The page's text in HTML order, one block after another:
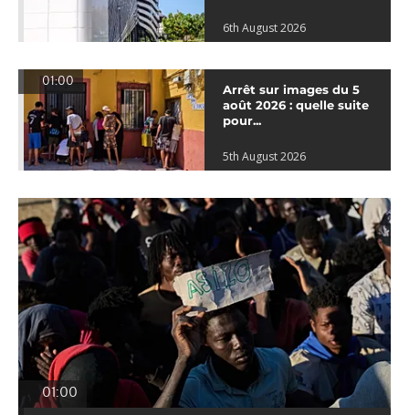
6th August 2026
01:00
Arrêt sur images du 5
août 2026 : quelle suite
pour...
5th August 2026
01:00